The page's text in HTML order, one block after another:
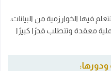
فيها الخوارزمية من البيانات.
معقدة وتتطلب قدرًا كبيرًا
ودورها: